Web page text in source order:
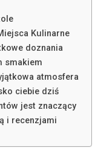
Kulinarne
doznania
smakiem
atmosfera
ciebie dziś
jest znaczący
i recenzjami